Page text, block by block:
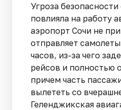
Угроза безопасности
повлияла на работу
аэропорт Сочи не
отправляет
часов, из-за чего
рейсов и полностью
причем часть
вылететь со
Геленджикская